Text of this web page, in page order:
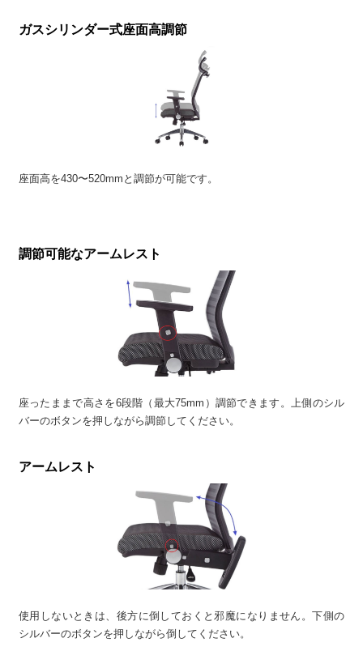
ガスシリンダー式座面高調節
座面高を430〜520mmと調節が可能です。
調節可能なアームレスト
座ったままで高さを6段階（最大75mm）調節できます。上側のシル
バーのボタンを押しながら調節してください。
アームレスト
使用しないときは、後方に倒しておくと邪魔になりません。下側の
シルバーのボタンを押しながら倒してください。